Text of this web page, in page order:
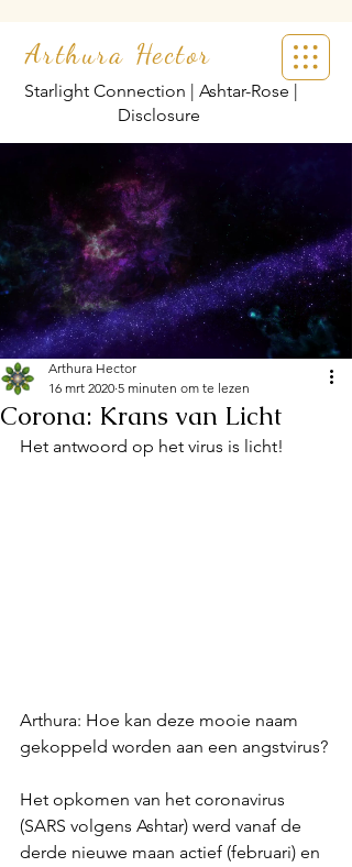
Arthura Hector
Starlight Connection | Ashtar-Rose |
Disclosure
Corona: Krans van Licht
Arthura Hector
16 mrt 2020 5 minuten om te lezen
Het antwoord op het virus is licht!
Arthura: Hoe kan deze mooie naam
gekoppeld worden aan een angstvirus?
Het opkomen van het coronavirus
(SARS volgens Ashtar) werd vanaf de
derde nieuwe maan actief (februari) en